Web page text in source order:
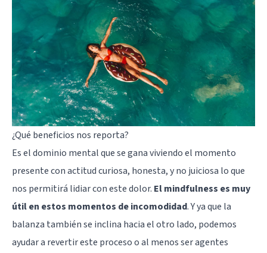
¿Qué beneficios nos reporta?
Es el dominio mental que se gana viviendo el momento
presente con actitud curiosa, honesta, y no juiciosa lo que
nos permitirá lidiar con este dolor. El mindfulness es muy
útil en estos momentos de incomodidad. Y ya que la
balanza también se inclina hacia el otro lado, podemos
ayudar a revertir este proceso o al menos ser agentes